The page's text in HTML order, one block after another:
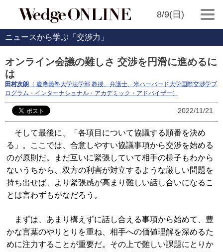
8/9(日)
ニュースから学ぶ「交渉力」
オンライン会議の難しさ 交渉を円滑に進めるに
は
田村次朗
（ 慶應義塾大学法学部 教授、弁護士、米ハーバード大学国際交渉学プ
ログラム・インターナショナル・アカデミック・アドバイザー）
2022/11/21
そして最後に、「各項目について協議する順番を決め
る」。ここでは、合意しやすい協議事項から交渉を始める
のが原則だ。まだ互いに緊張していて相手の様子もわから
ないうちから、双方の利害が対立するような厳しい問題を
持ち出せば、より緊張感が高まり難しい話し合いになるこ
とは言わずもがなだろう。
まずは、あまり構えずに話し合える事項から始めて、豊
かな言葉のやりとりを重ね、相手への価値理解を深めるた
めに注力することが重要だ。その上で難しい課題にとりか